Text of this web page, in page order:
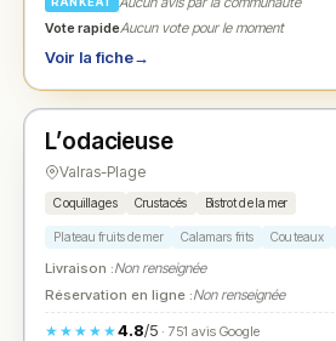
Vote rapideAucun vote pour le moment
Voir la fiche→
★ N° 2
L’odacieuse
Valras-Plage
Coquillages Crustacés Bistrot de la mer
Plateau fruits de mer Calamars frits Couteaux
Livraison :Non renseignée
Réservation en ligne :Non renseignée
★★★★★4.8/5· 751 avis Google